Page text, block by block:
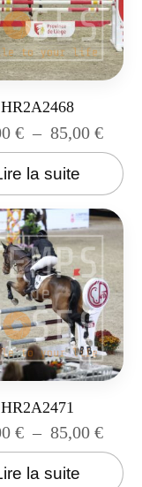
HR2A2468
€ – 85,00€
la suite
HR2A2471
€ – 85,00€
la suite